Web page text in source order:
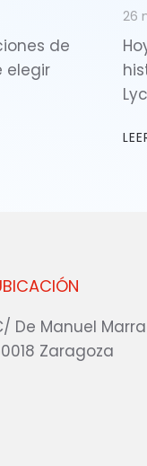
de
elegir
26
De Manuel
Zaragoza